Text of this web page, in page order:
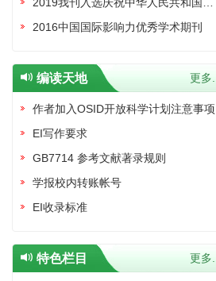
2016中国国际影响力优秀学术期刊
编读天地 更多...
作者加入OSID开放科学计划注意事项
EI写作要求
GB7714 参考文献著录规则
学报校内转账帐号
EI收录标准
特色栏目 更多...